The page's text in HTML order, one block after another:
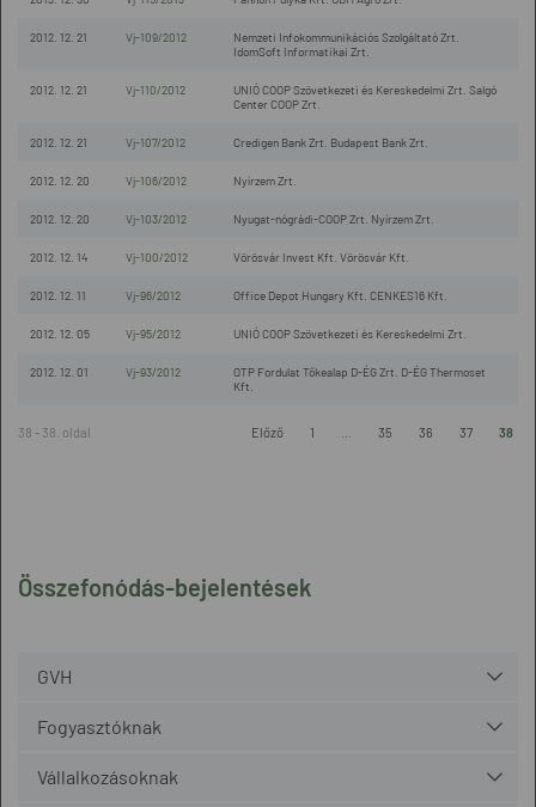
Összefonódás-bejelentések
GVH
Fogyasztóknak
Vállalkozásoknak
2012. 12. 21 Vj-109/2012
Nemzeti Infokommunikációs Szolgáltató Zrt.
IdomSoft Informatikai Zrt.
2012. 12. 21 Vj-110/2012
UNIÓ COOP Szövetkezeti és Kereskedelmi Zrt. Salgó
Center COOP Zrt.
2012. 12. 21 Vj-107/2012 Credigen Bank Zrt. Budapest Bank Zrt.
2012. 12. 20 Vj-106/2012 Nyírzem Zrt.
2012. 12. 20 Vj-103/2012 Nyugat-nógrádi-COOP Zrt. Nyírzem Zrt.
2012. 12. 14 Vj-100/2012 Vörösvár Invest Kft. Vörösvár Kft.
2012. 12. 11 Vj-96/2012 Office Depot Hungary Kft. CENKES16 Kft.
2012. 12. 05 Vj-95/2012 UNIÓ COOP Szövetkezeti és Kereskedelmi Zrt.
2012. 12. 01 Vj-93/2012
OTP Fordulat Tőkealap D-ÉG Zrt. D-ÉG Thermoset
Kft.
38 - 38. oldal Előző 1 35 36 37 38